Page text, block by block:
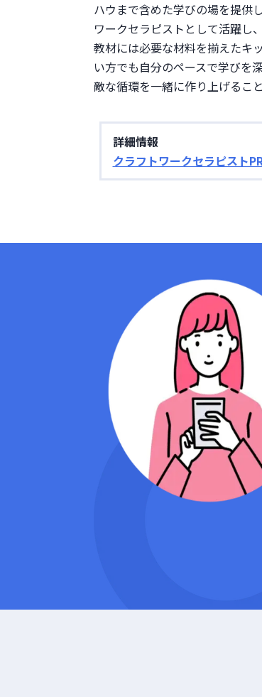
ハウまで含めた学びの場を提供
ワークセラピストとして活躍し
教材には必要な材料を揃えたキ
い方でも自分のペースで学びを
敵な循環を一緒に作り上げるこ
詳細情報
クラフトワークセラピスト